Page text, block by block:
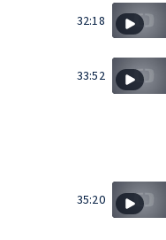
32:18
33:52
35:20